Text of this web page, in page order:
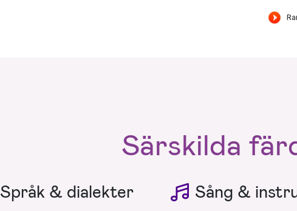
Särskilda
Språk & dialekter Sång &